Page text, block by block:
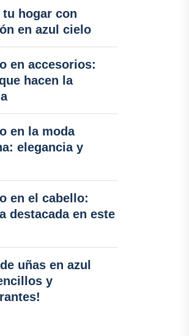
tu hogar con
en azul cielo
en accesorios:
hacen la
en la moda
elegancia y
en el cabello:
destacada en este
uñas en azul
y